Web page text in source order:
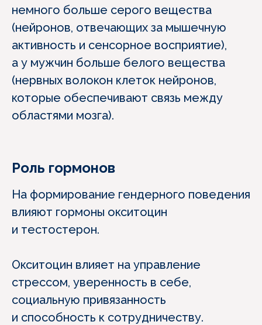
немного больше серого вещества
(нейронов, отвечающих за мышечную
активность и сенсорное восприятие),
а у мужчин больше белого вещества
(нервных волокон клеток нейронов,
которые обеспечивают связь между
областями мозга).
Роль гормонов
На формирование гендерного поведения
влияют гормоны окситоцин
и тестостерон.
Окситоцин влияет на управление
стрессом, уверенность в себе,
социальную привязанность
и способность к сотрудничеству.